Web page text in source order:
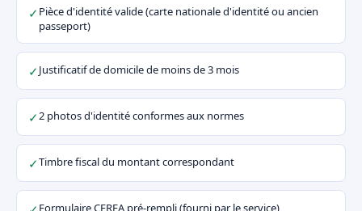
✓ Pièce d'identité valide (carte nationale d'identité ou ancien
passeport)
✓Justificatif de domicile de moins de 3 mois
✓2 photos d'identité conformes aux normes
✓Timbre fiscal du montant correspondant
Formulaire CERFA pré-rempli (fourni par le service)